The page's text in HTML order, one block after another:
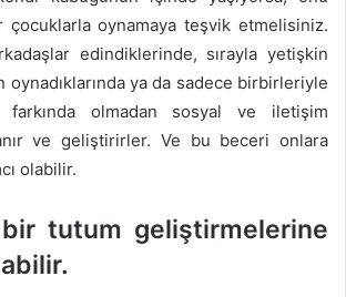
çocuklarla oynamaya teşvik etmelisiniz.
edindiklerinde, sırayla yetişkin
oynadıklarında ya da sadece birbirleriyle
farkında olmadan sosyal ve iletişim
ve geliştirirler. Ve bu beceri onlara
olabilir.
tutum geliştirmelerine